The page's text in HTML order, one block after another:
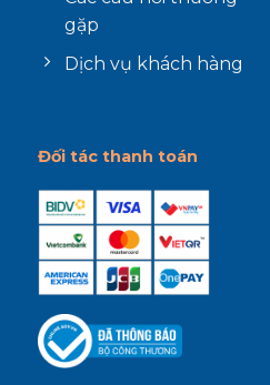
gặp
Dịch vụ khách hàng
Đối tác thanh toán